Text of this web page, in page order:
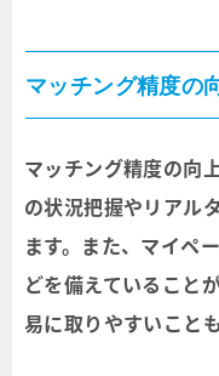
マッチング精度の
マッチング精度の向
の状況把握やリアル
ます。また、マイペ
どを備えていること
易に取りやすいこと